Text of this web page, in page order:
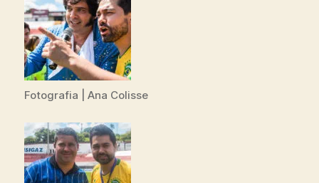
Fotografia | Ana Colisse